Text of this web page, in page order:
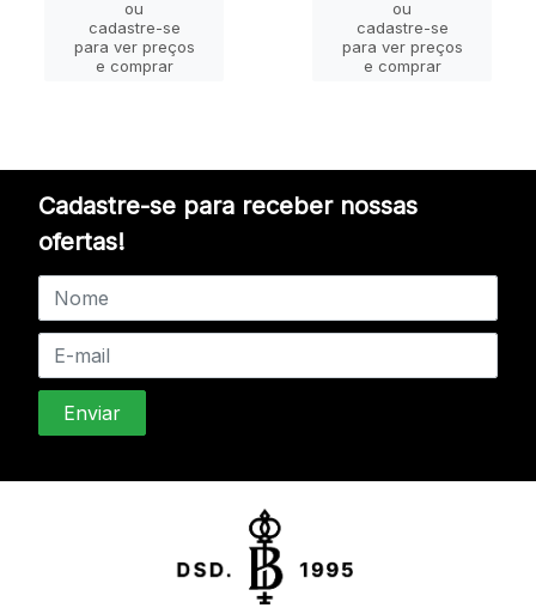
ou
cadastre-se
para ver preços
e comprar
ou
cadastre-se
para ver preços
e comprar
Cadastre-se para receber nossas
ofertas!